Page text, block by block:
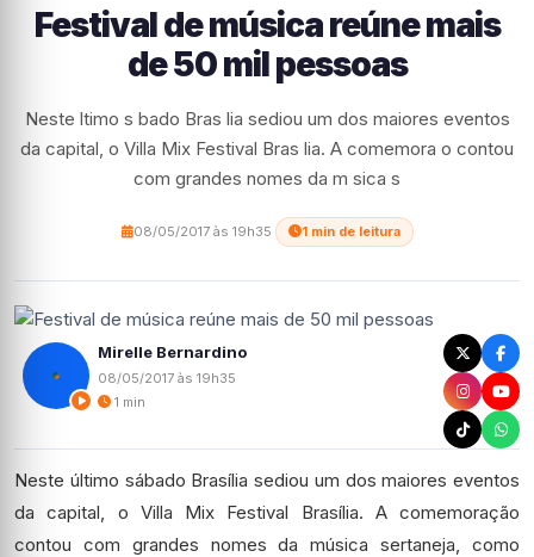
Festival de música reúne mais
de 50 mil pessoas
Neste ltimo s bado Bras lia sediou um dos maiores eventos
da capital, o Villa Mix Festival Bras lia. A comemora o contou
com grandes nomes da m sica s
08/05/2017 às 19h35 1 min de leitura
Mirelle Bernardino
08/05/2017 às 19h35
1 min
Neste último sábado Brasília sediou um dos maiores eventos
da capital, o Villa Mix Festival Brasília. A comemoração
contou com grandes nomes da música sertaneja, como